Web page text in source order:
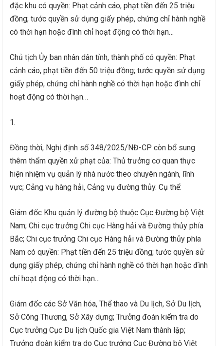
đặc khu có quyền: Phạt cảnh cáo, phạt tiền đến 25 triệu
đồng; tước quyền sử dụng giấy phép, chứng chỉ hành nghề
có thời hạn hoặc đình chỉ hoạt động có thời hạn…
Chủ tịch Ủy ban nhân dân tỉnh, thành phố có quyền: Phạt
cảnh cáo, phạt tiền đến 50 triệu đồng; tước quyền sử dụng
giấy phép, chứng chỉ hành nghề có thời hạn hoặc đình chỉ
hoạt động có thời hạn…
Đồng thời, Nghị định số 348/2025/NĐ-CP còn bổ sung
thêm thẩm quyền xử phạt của: Thủ trưởng cơ quan thực
hiện nhiệm vụ quản lý nhà nước theo chuyên ngành, lĩnh
vực; Cảng vụ hàng hải, Cảng vụ đường thủy. Cụ thể:
Giám đốc Khu quản lý đường bộ thuộc Cục Đường bộ Việt
Nam; Chi cục trưởng Chi cục Hàng hải và Đường thủy phía
Bắc; Chi cục trưởng Chi cục Hàng hải và Đường thủy phía
Nam có quyền: Phạt tiền đến 25 triệu đồng; tước quyền sử
dụng giấy phép, chứng chỉ hành nghề có thời hạn hoặc đình
chỉ hoạt động có thời hạn…
Giám đốc các Sở Văn hóa, Thể thao và Du lịch, Sở Du lịch,
Sở Công Thương, Sở Xây dựng; Trưởng đoàn kiểm tra do
Cục trưởng Cục Du lịch Quốc gia Việt Nam thành lập;
Trưởng đoàn kiểm tra do Cục trưởng Cục Đường bộ Việt